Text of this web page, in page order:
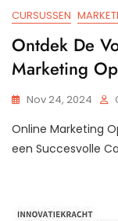
CURSUSSEN
Ontdek De
Marketing
Nov 24, 2024
Online Marketing
een Succesvolle